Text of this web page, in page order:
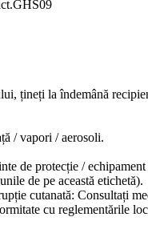
țineți la îndemână
/ vapori / aerosoli.
de protecție /
de pe această etichetă).
cutanată: Consultați
cu reglementările